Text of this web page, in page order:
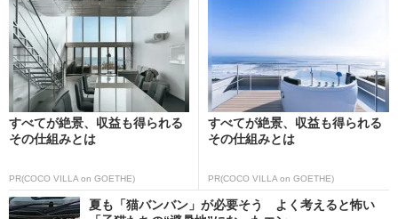
すべてが絶景、収益も得られる
その仕組みとは
PR(COCO VILLA on GOETHE)
すべてが絶景、収益も得られる
その仕組みとは
PR(COCO VILLA on GOETHE)
夏も「猫バンバン」が必要そう よく考えると怖い